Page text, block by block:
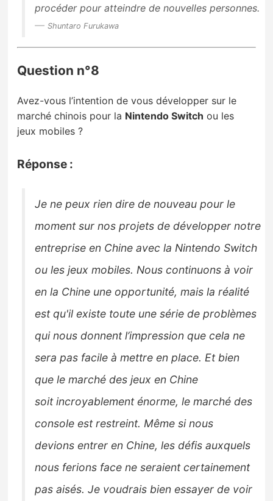
procéder pour atteindre de nouvelles personnes.
Shuntaro Furukawa
Question n°8
Avez-vous l’intention de vous développer sur le
marché chinois pour la Nintendo Switch ou les
jeux mobiles ?
Réponse :
Je ne peux rien dire de nouveau pour le
moment sur nos projets de développer notre
entreprise en Chine avec laNintendo Switch
ou les jeux mobiles. Nous continuons à voir
en la Chine une opportunité, mais la réalité
est qu'il existe toute une série de problèmes
qui nous donnent l’impression que cela ne
sera pas facile à mettre en place. Et bien
que le marché des jeux en Chine
soitincroyablement énorme, le marché des
console est restreint. Même si nous
devionsentrer en Chine, les défis auxquels
nous ferions face ne seraient certainement
pas aisés. Je voudrais bien essayer de voir